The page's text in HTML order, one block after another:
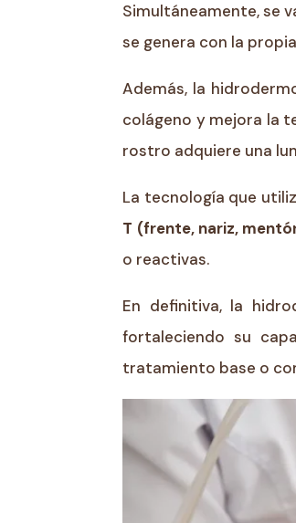
Simultáneamente, se
se genera con la
Además, la
colágeno y mejora la
rostro adquiere una
La tecnología que
T (frente, nariz,
o reactivas.
En definitiva, la
fortaleciendo su
tratamiento base o